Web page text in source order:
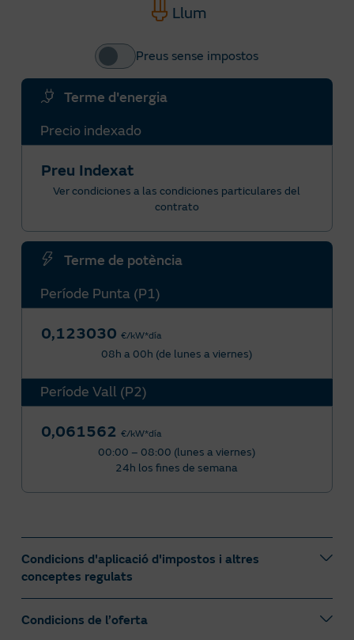
Llum
Preus sense impostos
Terme d'energia
Precio indexado
Preu Indexat
Ver condiciones a las condiciones particulares del
contrato
Terme de potència
Període Punta (P1)
0,123030 €/kW*día
08h a 00h (de lunes a viernes)
Període Vall (P2)
0,061562 €/kW*día
00:00 – 08:00 (lunes a viernes)
24h los fines de semana
Condicions d'aplicació d'impostos i altres
conceptes regulats
a la baixa, dels impostos aplicables i dels
Condicions de l’oferta